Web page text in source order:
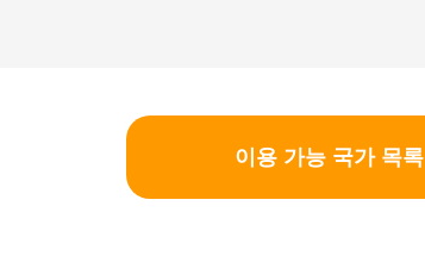
이용 가능 국가 목록